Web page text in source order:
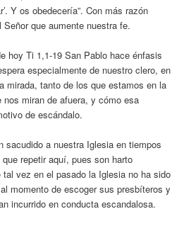
Y os obedecería”. Con más razón
que aumente nuestra fe.
hoy Ti 1,1-19 San Pablo hace énfasis
especialmente de nuestro clero, en
mirada, tanto de los que estamos en la
miran de afuera, y cómo esa
de escándalo.
sacudido a nuestra Iglesia en tiempos
repetir aquí, pues son harto
vez en el pasado la Iglesia no ha sido
momento de escoger sus presbíteros y
incurrido en conducta escandalosa.